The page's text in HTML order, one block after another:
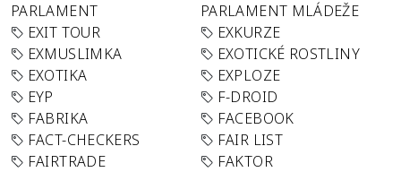
PARLAMENT
PARLAMENT MLÁDEŽE
EXIT TOUR
EXKURZE
EXMUSLIMKA
EXOTICKÉ ROSTLINY
EXOTIKA
EXPLOZE
EYP
F-DROID
FABRIKA
FACEBOOK
FACT-CHECKERS
FAIR LIST
FAIRTRADE
FAKTOR